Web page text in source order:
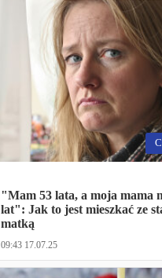
"Mam 53 lata, a moja mama
lat": Jak to jest mieszkać ze
matką
09:43 17.07.25